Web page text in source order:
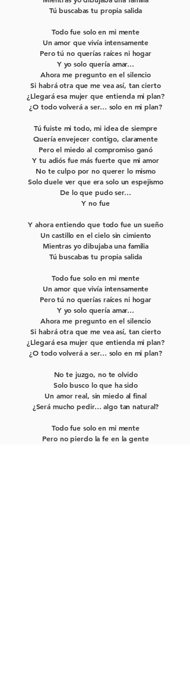
Tú buscabas tu propia salida
Todo fue solo en mi mente
Un amor que vivía intensamente
Pero tú no querías raíces ni hogar
Y yo solo quería amar…
Ahora me pregunto en el silencio
Si habrá otra que me vea así, tan cierto
¿Llegará esa mujer que entienda mi plan?
¿O todo volverá a ser… solo en mi plan?
Tú fuiste mi todo, mi idea de siempre
Quería envejecer contigo, claramente
Pero el miedo al compromiso ganó
Y tu adiós fue más fuerte que mi amor
No te culpo por no querer lo mismo
Solo duele ver que era solo un espejismo
De lo que pudo ser…
Y no fue
Y ahora entiendo que todo fue un sueño
Un castillo en el cielo sin cimiento
Mientras yo dibujaba una familia
Tú buscabas tu propia salida
Todo fue solo en mi mente
Un amor que vivía intensamente
Pero tú no querías raíces ni hogar
Y yo solo quería amar…
Ahora me pregunto en el silencio
Si habrá otra que me vea así, tan cierto
¿Llegará esa mujer que entienda mi plan?
¿O todo volverá a ser… solo en mi plan?
No te juzgo, no te olvido
Solo busco lo que ha sido
Un amor real, sin miedo al final
¿Será mucho pedir… algo tan natural?
Todo fue solo en mi mente
Pero no pierdo la fe en la gente